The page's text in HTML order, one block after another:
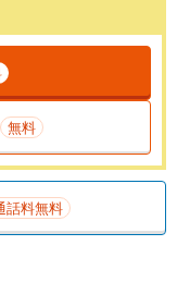
無料
話料無料